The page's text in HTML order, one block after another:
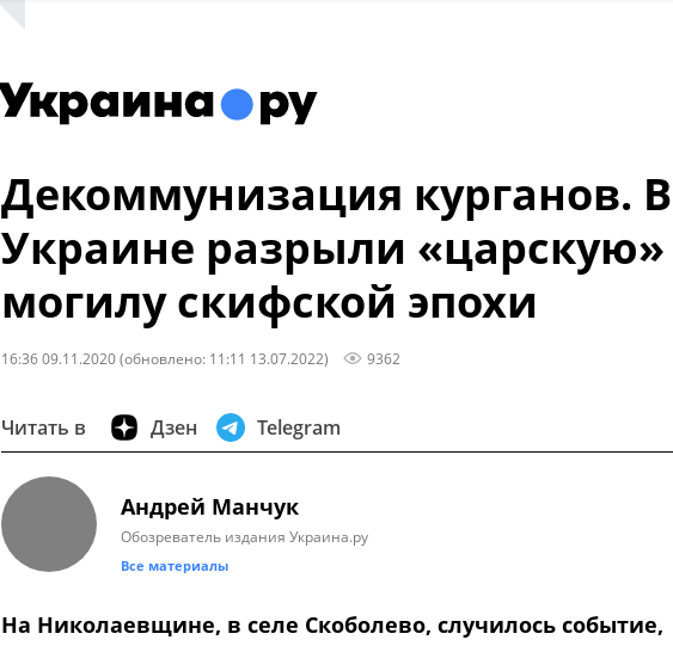
Декоммунизация курганов. В
Украине разрыли «царскую»
могилу скифской эпохи
16:36 09.11.2020(обновлено: 11:11 13.07.2022) 9362
Читать в Дзен Telegram
Андрей Манчук
Обозреватель издания Украина.ру
Все материалы
На Николаевщине, в селе Скоболево, случилось событие,